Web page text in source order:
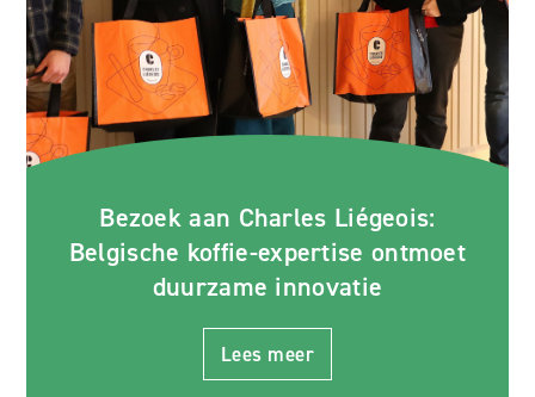
Bezoek aan Charles Liégeois:
Belgische koffie-expertise ontmoet
duurzame innovatie
Lees meer